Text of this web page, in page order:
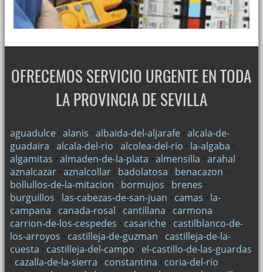
OFRECEMOS SERVICIO URGENTE EN TODA
LA PROVINCIA DE SEVILLA
aguadulce· alanis · albaida-del-aljarafe· alcala-de-
guadaira · alcala-del-rio · alcolea-del-rio · la-algaba ·
algamitas · almaden-de-la-plata · almensilla · arahal ·
aznalcazar· aznalcollar· badolatosa · benacazon ·
bollullos-de-la-mitacion · bormujos · brenes ·
burguillos · las-cabezas-de-san-juan · camas · la-
campana · canada-rosal · cantillana · carmona ·
carrion-de-los-cespedes · casariche· castilblanco-de-
los-arroyos · castilleja-de-guzman · castilleja-de-la-
cuesta · castilleja-del-campo · el-castillo-de-las-guardas
· cazalla-de-la-sierra · constantina · coria-del-rio ·